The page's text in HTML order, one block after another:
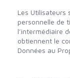
Les Utilisateurs
personnelle de
l’intermédiaire
obtiennent le
Données au